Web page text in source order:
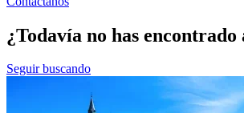
¿Todavía no has
Seguir buscando